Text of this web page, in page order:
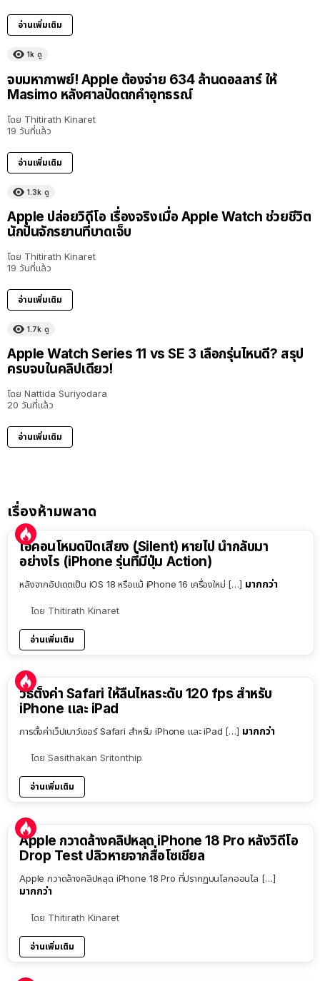
อ่านเพิ่มเติม
1k ดู
จบมหากาพย์! Apple ต้องจ่าย 634 ล้านดอลลาร์ ให้
Masimo หลังศาลปัดตกคำอุทธรณ์
โดย Thitirath Kinaret
19 วันที่แล้ว
อ่านเพิ่มเติม
1.3k ดู
Apple ปล่อยวิดีโอ เรื่องจริงเมื่อ Apple Watch ช่วยชีวิต
นักปั่นจักรยานที่บาดเจ็บ
โดย Thitirath Kinaret
19 วันที่แล้ว
อ่านเพิ่มเติม
1.7k ดู
Apple Watch Series 11 vs SE 3 เลือกรุ่นไหนดี? สรุป
ครบจบในคลิปเดียว!
โดย Nattida Suriyodara
20 วันที่แล้ว
อ่านเพิ่มเติม
เรื่องห้ามพลาด
ไอคอนโหมดปิดเสียง (Silent) หายไป นำกลับมา
อย่างไร (iPhone รุ่นที่มีปุ่ม Action)
หลังจากอัปเดตเป็น iOS 18 หรือแม้ iPhone 16 เครื่องใหม่ […] มากกว่า
โดย Thitirath Kinaret
อ่านเพิ่มเติม
วิธีตั้งค่า Safari ให้ลื่นไหลระดับ 120 fps สำหรับ
iPhone และ iPad
การตั้งค่าเว็ปเบาว์เซอร์ Safari สำหรับ iPhone และ iPad […] มากกว่า
โดย Sasithakan Sritonthip
อ่านเพิ่มเติม
Apple กวาดล้างคลิปหลุด iPhone 18 Pro หลังวิดีโอ
Drop Test ปลิวหายจากสื่อโซเชียล
Apple กวาดล้างคลิปหลุด iPhone 18 Pro ที่ปรากฏบนโลกออนไล […]
มากกว่า
โดย Thitirath Kinaret
อ่านเพิ่มเติม